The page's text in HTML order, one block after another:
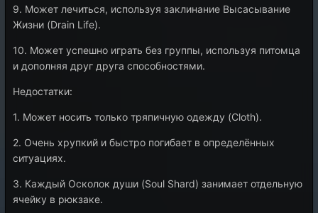
9. Может лечиться, используя заклинание Высасывание
Жизни (Drain Life).
10. Может успешно играть без группы, используя питомца
и дополняя друг друга способностями.
Недостатки:
1. Может носить только тряпичную одежду (Cloth).
2. Очень хрупкий и быстро погибает в определённых
ситуациях.
3. Каждый Осколок души (Soul Shard) занимает отдельную
ячейку в рюкзаке.